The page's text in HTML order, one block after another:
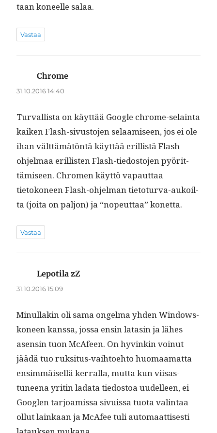
taan koneelle salaa.
Vastaa
Chrome
31.10.2016 14:40
Tur­val­lista on käyt­tää Google chrome-selain­ta
kaiken Flash-sivus­to­jen selaamiseen, jos ei ole
ihan vält­tämätön­tä käyt­tää eril­listä Flash-
ohjel­maa eril­lis­ten Flash-tiedos­to­jen pyörit­
tämiseen. Chromen käyt­tö vapaut­taa
tietokoneen Flash-ohjel­man tieto­tur­va-aukoil­
ta (joi­ta on paljon) ja “nopeut­taa” konetta.
Vastaa
Lepotila zZ
31.10.2016 15:09
Min­ul­lakin oli sama ongel­ma yhden Win­dows-
koneen kanssa, jos­sa ensin latasin ja läh­es
asensin tuon McAfeen. On hyvinkin voin­ut
jäädä tuo ruk­si­tus-vai­h­toe­hto huo­maa­mat­ta
ensim­mäisel­lä ker­ral­la, mut­ta kun viisas­
tuneena yritin lada­ta tiedos­toa uudelleen, ei
Googlen tar­joamis­sa sivuis­sa tuo­ta val­in­taa
ollut lainkaan ja McAfee tuli automaat­tis­es­ti